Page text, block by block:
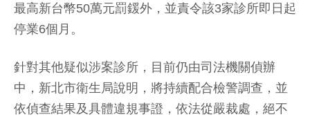
最高新台幣50萬元罰鍰外，並責令該3家診所即日起
停業6個月。
針對其他疑似涉案診所，目前仍由司法機關偵辦
中，新北市衛生局說明，將持續配合檢警調查，並
依偵查結果及具體違規事證，依法從嚴裁處，絕不